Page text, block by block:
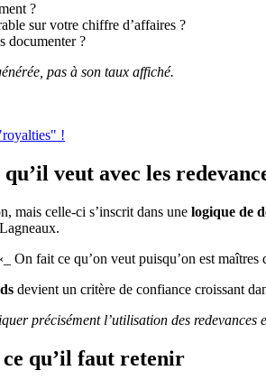
?
sur votre chiffre d’affaires ?
documenter ?
pas à son taux affiché.
!
veut avec les
mais celle-ci s’inscrit dans une logique de
On fait ce qu’on veut puisqu’on est
devient un critère de confiance croissant
précisément l’utilisation des
ce qu’il faut retenir